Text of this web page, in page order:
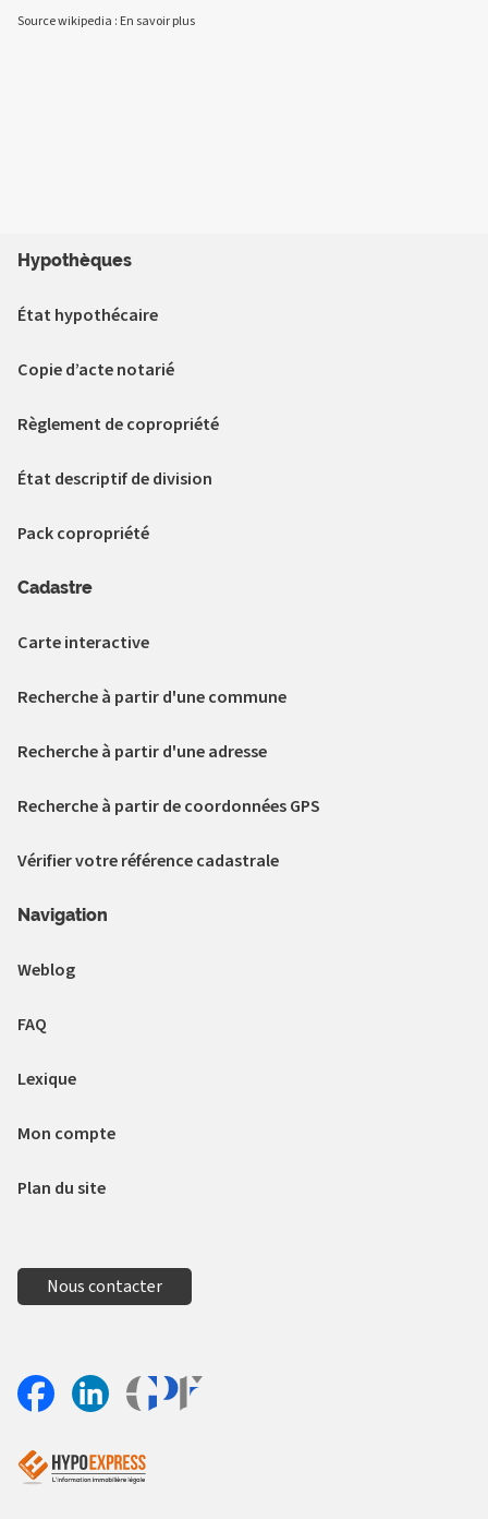
Source wikipedia : En savoir plus
Hypothèques
État hypothécaire
Copie d’acte notarié
Règlement de copropriété
État descriptif de division
Pack copropriété
Cadastre
Carte interactive
Recherche à partir d'une commune
Recherche à partir d'une adresse
Recherche à partir de coordonnées GPS
Vérifier votre référence cadastrale
Navigation
Weblog
FAQ
Lexique
Mon compte
Plan du site
Nous contacter